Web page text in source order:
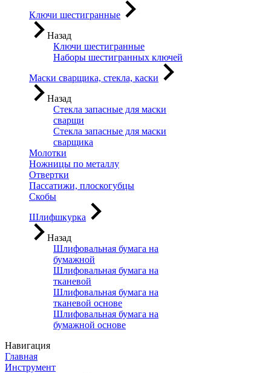
Ключи шестигранные
Назад
Ключи шестигранные
Наборы шестигранных ключей
Маски сварщика, стекла, каски
Назад
Стекла запасные для маски
сварщи
Стекла запасные для маски
сварщика
Молотки
Ножницы по металлу
Отвертки
Пассатижи, плоскогубцы
Скобы
Шлифшкурка
Назад
Шлифовальная бумага на
бумажной
Шлифовальная бумага на
тканевой
Шлифовальная бумага на
тканевой основе
Шлифовальная бумага на
бумажной основе
Навигация
Главная
Инструмент